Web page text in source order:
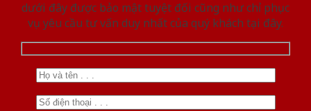
dưới đây được bảo mật tuyệt đối cũng như chỉ phục
vụ yêu cầu tư vấn duy nhất của quý khách tại đây.